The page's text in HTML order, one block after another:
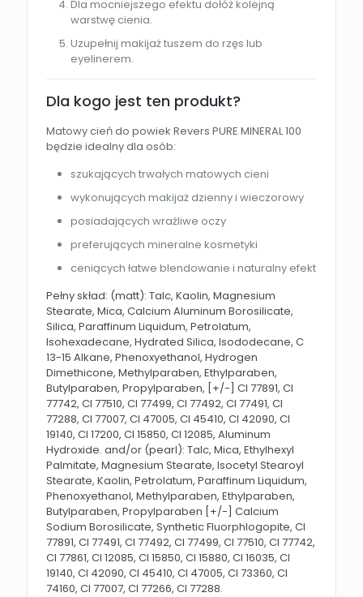
Dla mocniejszego efektu dołóż kolejną
warstwę cienia.
Uzupełnij makijaż tuszem do rzęs lub
eyelinerem.
Dla kogo jest ten produkt?
Matowy cień do powiek Revers PURE MINERAL 100
będzie idealny dla osób:
szukających trwałych matowych cieni
wykonujących makijaż dzienny i wieczorowy
posiadających wrażliwe oczy
preferujących mineralne kosmetyki
ceniących łatwe blendowanie i naturalny efekt
Pełny skład: (matt): Talc, Kaolin, Magnesium
Stearate, Mica, Calcium Aluminum Borosilicate,
Silica, Paraffinum Liquidum, Petrolatum,
Isohexadecane, Hydrated Silica, Isododecane, C
13-15 Alkane, Phenoxyethanol, Hydrogen
Dimethicone, Methylparaben, Ethylparaben,
Butylparaben, Propylparaben, [+/-] CI 77891, CI
77742, CI 77510, CI 77499, CI 77492, CI 77491, CI
77288, CI 77007, CI 47005, CI 45410, CI 42090, CI
19140, CI 17200, CI 15850, CI 12085, Aluminum
Hydroxide. and/or (pearl): Talc, Mica, Ethylhexyl
Palmitate, Magnesium Stearate, Isocetyl Stearoyl
Stearate, Kaolin, Petrolatum, Paraffinum Liquidum,
Phenoxyethanol, Methylparaben, Ethylparaben,
Butylparaben, Propylparaben [+/-] Calcium
Sodium Borosilicate, Synthetic Fluorphlogopite, CI
77891, CI 77491, CI 77492, CI 77499, CI 77510, CI 77742,
CI 77861, CI 12085, CI 15850, CI 15880, CI 16035, CI
19140, CI 42090, CI 45410, CI 47005, CI 73360, CI
74160, CI 77007, CI 77266, CI 77288.